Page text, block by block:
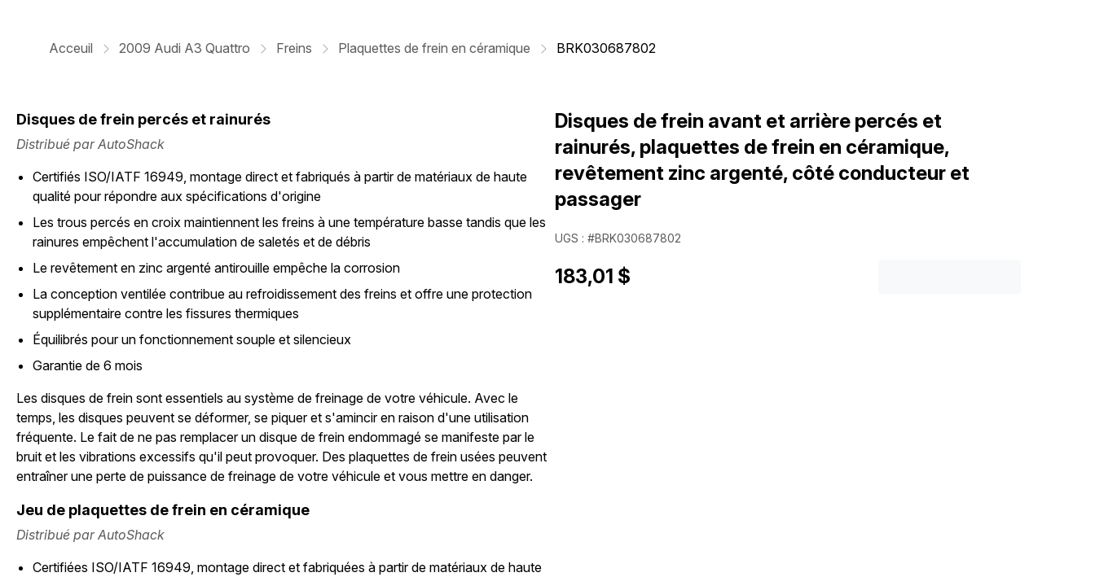
Acceuil 2009 Audi A3 Quattro Freins Plaquettes de frein en céramique BRK030687802
Disques de frein percés et rainurés
Distribué par AutoShack
Certifiés ISO/IATF 16949, montage direct et fabriqués à partir de matériaux de haute
qualité pour répondre aux spécifications d'origine
Les trous percés en croix maintiennent les freins à une température basse tandis que les
rainures empêchent l'accumulation de saletés et de débris
Le revêtement en zinc argenté antirouille empêche la corrosion
La conception ventilée contribue au refroidissement des freins et offre une protection
supplémentaire contre les fissures thermiques
Équilibrés pour un fonctionnement souple et silencieux
Garantie de 6 mois
Les disques de frein sont essentiels au système de freinage de votre véhicule. Avec le
temps, les disques peuvent se déformer, se piquer et s'amincir en raison d'une utilisation
fréquente. Le fait de ne pas remplacer un disque de frein endommagé se manifeste par le
bruit et les vibrations excessifs qu'il peut provoquer. Des plaquettes de frein usées peuvent
entraîner une perte de puissance de freinage de votre véhicule et vous mettre en danger.
Jeu de plaquettes de frein en céramique
Distribué par AutoShack
Certifiées ISO/IATF 16949, montage direct et fabriquées à partir de matériaux de haute
Disques de frein avant et arrière percés et
rainurés, plaquettes de frein en céramique,
revêtement zinc argenté, côté conducteur et
passager
UGS : #BRK030687802
183,01 $